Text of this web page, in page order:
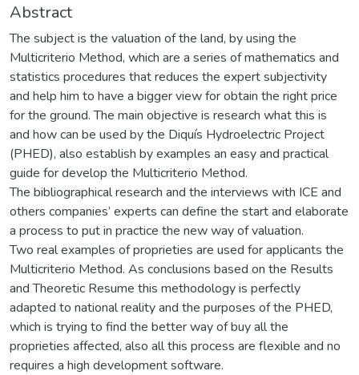
Abstract
The subject is the valuation of the land, by using the
Multicriterio Method, which are a series of mathematics and
statistics procedures that reduces the expert subjectivity
and help him to have a bigger view for obtain the right price
for the ground. The main objective is research what this is
and how can be used by the Diquís Hydroelectric Project
(PHED), also establish by examples an easy and practical
guide for develop the Multicriterio Method.
The bibliographical research and the interviews with ICE and
others companies’ experts can define the start and elaborate
a process to put in practice the new way of valuation.
Two real examples of proprieties are used for applicants the
Multicriterio Method. As conclusions based on the Results
and Theoretic Resume this methodology is perfectly
adapted to national reality and the purposes of the PHED,
which is trying to find the better way of buy all the
proprieties affected, also all this process are flexible and no
requires a high development software.